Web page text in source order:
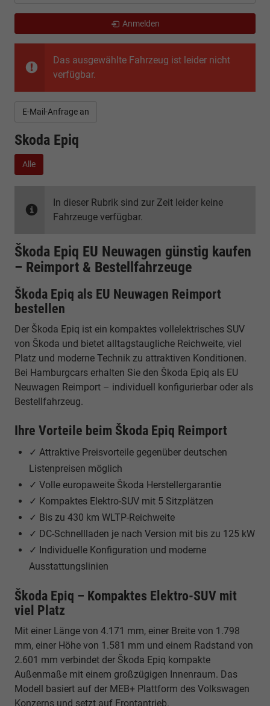
Das ausgewählte Fahrzeug ist leider nicht
verfügbar.
E-Mail-Anfrage an
Skoda Epiq
Alle
In dieser Rubrik sind zur Zeit leider keine
Fahrzeuge verfügbar.
Škoda Epiq EU Neuwagen günstig kaufen
– Reimport & Bestellfahrzeuge
Škoda Epiq als EU Neuwagen Reimport
bestellen
Der Škoda Epiq ist ein kompaktes vollelektrisches SUV
von Škoda und bietet alltagstaugliche Reichweite, viel
Platz und moderne Technik zu attraktiven Konditionen.
Bei Hamburgcars erhalten Sie den Škoda Epiq als EU
Neuwagen Reimport – individuell konfigurierbar oder als
Bestellfahrzeug.
Ihre Vorteile beim Škoda Epiq Reimport
✓ Attraktive Preisvorteile gegenüber deutschen
Listenpreisen möglich
✓ Volle europaweite Škoda Herstellergarantie
✓ Kompaktes Elektro-SUV mit 5 Sitzplätzen
✓ Bis zu 430 km WLTP-Reichweite
✓ DC-Schnellladen je nach Version mit bis zu 125 kW
✓ Individuelle Konfiguration und moderne
Ausstattungslinien
Škoda Epiq – Kompaktes Elektro-SUV mit
viel Platz
Mit einer Länge von 4.171 mm, einer Breite von 1.798
mm, einer Höhe von 1.581 mm und einem Radstand von
2.601 mm verbindet der Škoda Epiq kompakte
Außenmaße mit einem großzügigen Innenraum. Das
Modell basiert auf der MEB+ Plattform des Volkswagen
Konzerns und setzt auf Frontantrieb.
Anmelden